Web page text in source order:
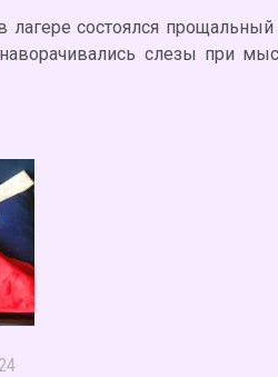
состоялся
слезы при